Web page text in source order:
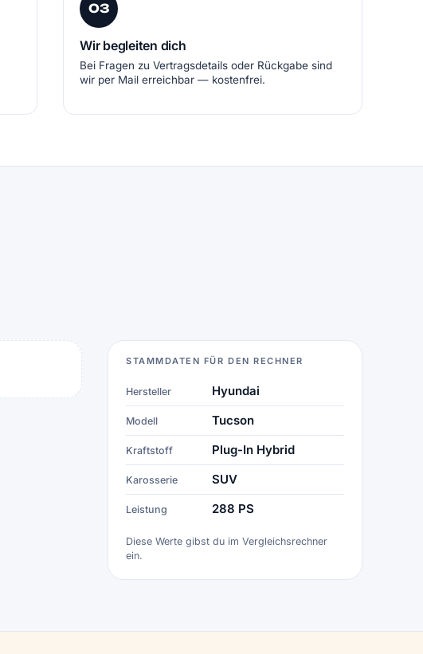
03
Wir begleiten dich
Bei Fragen zu Vertragsdetails oder Rückgabe sind
wir per Mail erreichbar — kostenfrei.
STAMMDATEN FÜR DEN RECHNER
Hersteller Hyundai
Modell Tucson
Kraftstoff Plug-In Hybrid
Karosserie SUV
Leistung 288 PS
Diese Werte gibst du im Vergleichsrechner
ein.